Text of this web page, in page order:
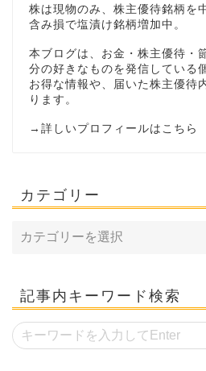
株は現物のみ、株主優待銘柄を
含み損で塩漬け銘柄増加中。
本ブログは、お金・株主優待・
分の好きなものを発信している
お得な情報や、届いた株主優待
ります。
→ 詳しいプロフィールはこちら
カテゴリー
記事内キーワード検索